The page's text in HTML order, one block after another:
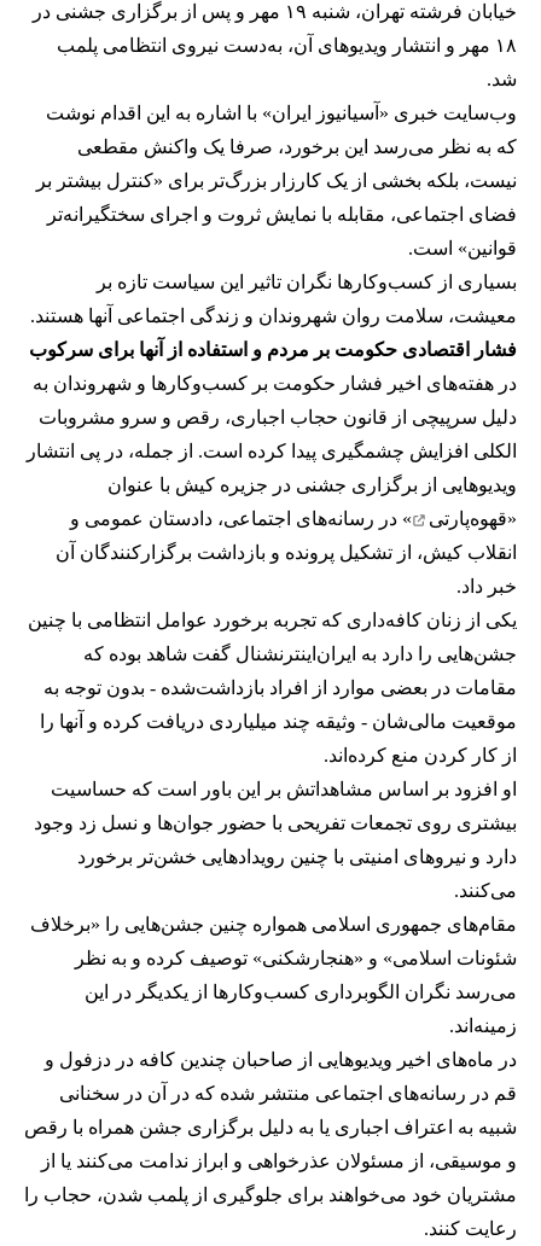
خیابان فرشته تهران، شنبه ۱۹ مهر و پس از برگزاری جشنی در
۱۸ مهر و انتشار ویدیوهای آن، به‌دست نیروی انتظامی پلمب
شد.
وب‌سایت خبری «آسیانیوز ایران» با اشاره به این اقدام نوشت
که به نظر می‌رسد این برخورد، صرفا یک واکنش مقطعی
نیست، بلکه بخشی از یک کارزار بزرگ‌تر برای «کنترل بیشتر بر
فضای اجتماعی، مقابله با نمایش ثروت و اجرای سختگیرانه‌تر
قوانین» است.
بسیاری از کسب‌وکارها نگران تاثیر این سیاست‌ تازه بر
معیشت، سلامت روان شهروندان و زندگی اجتماعی آنها هستند.
فشار اقتصادی حکومت بر مردم و استفاده از آنها برای سرکوب
در هفته‌های اخیر فشار حکومت بر کسب‌وکارها و شهروندان به
دلیل سرپیچی از قانون حجاب اجباری، رقص و سرو مشروبات
الکلی افزایش چشمگیری پیدا کرده است. از جمله، در پی انتشار
ویدیوهایی از برگزاری جشنی در جزیره کیش با عنوان
«قهوه‌پارتی
» در رسانه‌های اجتماعی، دادستان عمومی و
انقلاب کیش، از تشکیل پرونده و بازداشت برگزارکنندگان آن
خبر داد.
یکی از زنان کافه‌داری که تجربه برخورد عوامل انتظامی با چنین
جشن‌هایی را دارد به ایران‌اینترنشنال گفت شاهد بوده که
مقامات در بعضی موارد از افراد بازداشت‌‌شده - بدون توجه به
موقعیت مالی‌شان - وثیقه چند میلیاردی دریافت کرده و آنها را
از کار کردن منع کرده‌اند.
او افزود بر اساس مشاهداتش بر این باور است که حساسیت
بیشتری روی تجمعات تفریحی با حضور جوان‌ها و نسل زد وجود
دارد و نیروهای امنیتی با چنین رویدادهایی خشن‌تر برخورد
می‌کنند.
مقام‌های جمهوری اسلامی همواره چنین جشن‌هایی را «برخلاف
شئونات اسلامی» و «هنجارشکنی» توصیف کرده و به نظر
می‌رسد نگران الگوبرداری کسب‌وکارها از یکدیگر در این
زمینه‌اند.
در ماه‌های اخیر ویدیوهایی از صاحبان چندین کافه در دزفول و
قم در رسانه‌های اجتماعی منتشر شده که در آن در سخنانی
شبیه به اعتراف اجباری یا به دلیل برگزاری جشن همراه با رقص
و موسیقی، از مسئولان عذرخواهی و ابراز ندامت می‌کنند یا از
مشتریان خود می‌خواهند برای جلوگیری از پلمب شدن، حجاب را
رعایت کنند.